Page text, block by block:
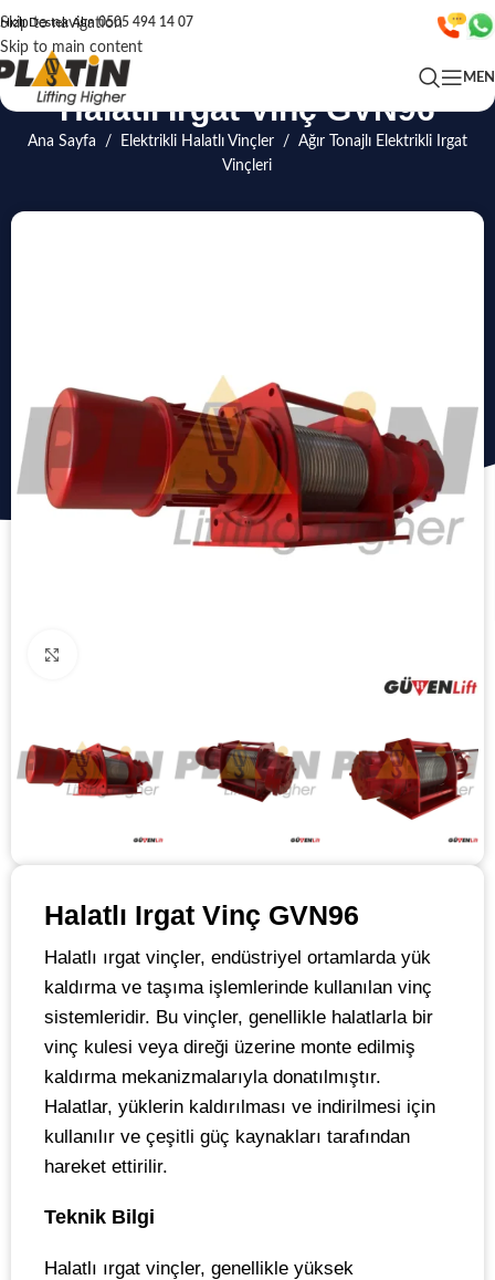
Skip to navigation
Skip to main content
Hızlı Destek Alın0505 494 14 07
Halatlı Irgat Vinç GVN96
Ana Sayfa / Elektrikli Halatlı Vinçler /
Ağır Tonajlı Elektrikli Irgat
Vinçleri
Halatlı Irgat Vinç GVN96
Halatlı ırgat vinçler, endüstriyel ortamlarda yük
kaldırma ve taşıma işlemlerinde kullanılan vinç
sistemleridir. Bu vinçler, genellikle halatlarla bir
vinç kulesi veya direği üzerine monte edilmiş
kaldırma mekanizmalarıyla donatılmıştır.
Halatlar, yüklerin kaldırılması ve indirilmesi için
kullanılır ve çeşitli güç kaynakları tarafından
hareket ettirilir.
Teknik Bilgi
Halatlı ırgat vinçler, genellikle yüksek